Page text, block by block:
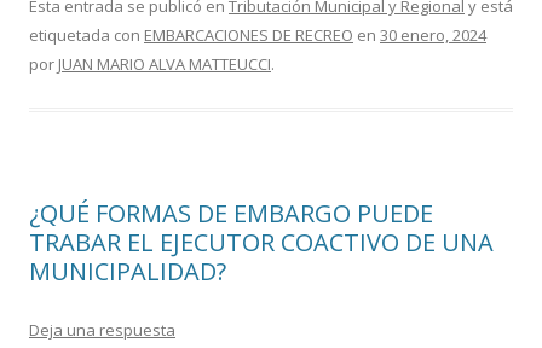
e
b
itt
er
m
p
Esta entrada se publicó en Tributación Municipal y Regional y está
etiquetada con EMBARCACIONES DE RECREO en 30 enero, 2024
por JUAN MARIO ALVA MATTEUCCI.
¿QUÉ FORMAS DE EMBARGO PUEDE
TRABAR EL EJECUTOR COACTIVO DE UNA
MUNICIPALIDAD?
Deja una respuesta